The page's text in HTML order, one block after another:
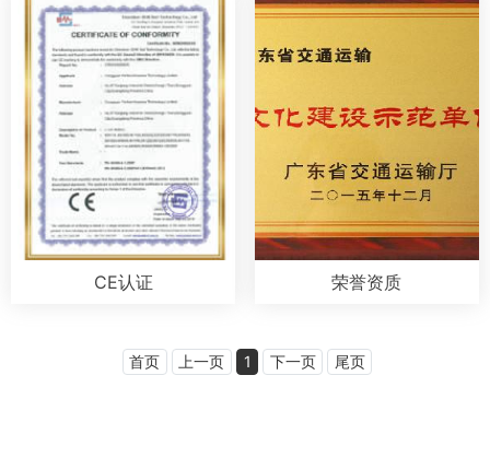
CE认证 荣誉资质
首页 上一页 1 下一页 尾页